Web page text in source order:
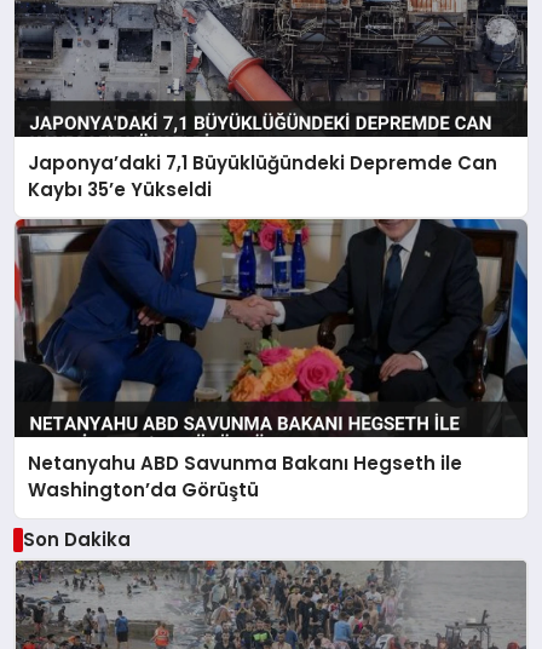
Japonya’daki 7,1 Büyüklüğündeki Depremde Can
Kaybı 35’e Yükseldi
Netanyahu ABD Savunma Bakanı Hegseth ile
Washington’da Görüştü
Son Dakika